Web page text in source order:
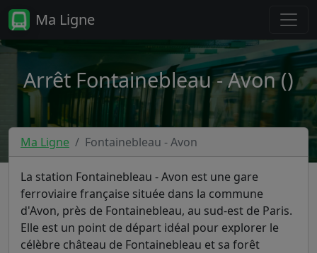
Ma Ligne
Arrêt Fontainebleau - Avon ()
Ma Ligne Fontainebleau - Avon
La station Fontainebleau - Avon est une gare
ferroviaire française située dans la commune
d'Avon, près de Fontainebleau, au sud-est de Paris.
Elle est un point de départ idéal pour explorer le
célèbre château de Fontainebleau et sa forêt